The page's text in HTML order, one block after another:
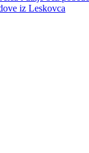
iz Leskovca